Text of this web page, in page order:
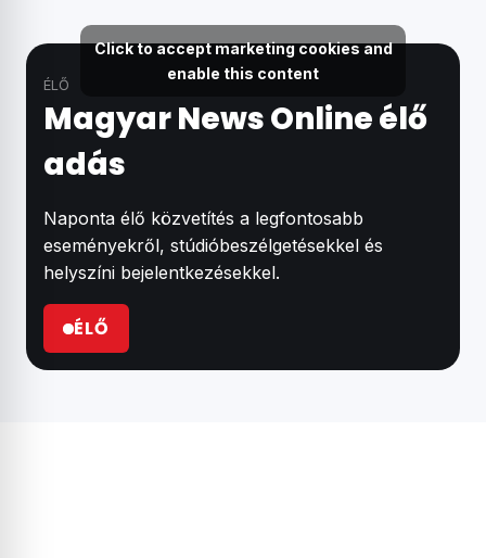
Click to accept marketing cookies and
enable this content
ÉLŐ
Magyar News Online élő
adás
Naponta élő közvetítés a legfontosabb
eseményekről, stúdióbeszélgetésekkel és
helyszíni bejelentkezésekkel.
ÉLŐ